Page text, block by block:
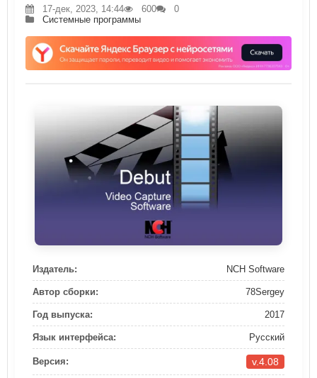
17-дек, 2023, 14:44 600
0
Системные программы
Издатель: NCH Software
Автор сборки: 78Sergey
Год выпуска: 2017
Язык интерфейса: Русский
Версия: v.4.08